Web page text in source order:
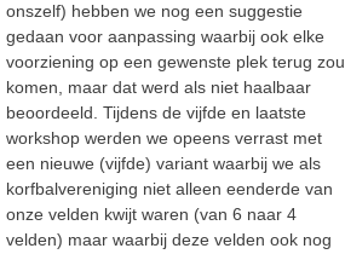
onszelf) hebben we nog een suggestie
gedaan voor aanpassing waarbij ook elke
voorziening op een gewenste plek terug zou
komen, maar dat werd als niet haalbaar
beoordeeld. Tijdens de vijfde en laatste
workshop werden we opeens verrast met
een nieuwe (vijfde) variant waarbij we als
korfbalvereniging niet alleen eenderde van
onze velden kwijt waren (van 6 naar 4
velden) maar waarbij deze velden ook nog